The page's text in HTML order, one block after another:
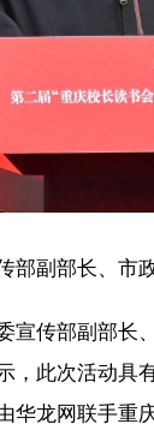
部副部长、市
宣传部副部长
，此次活动具
华龙网联手重